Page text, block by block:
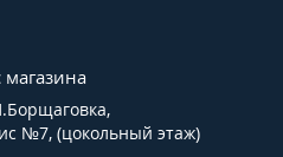
магазина
№7, (цокольный этаж)